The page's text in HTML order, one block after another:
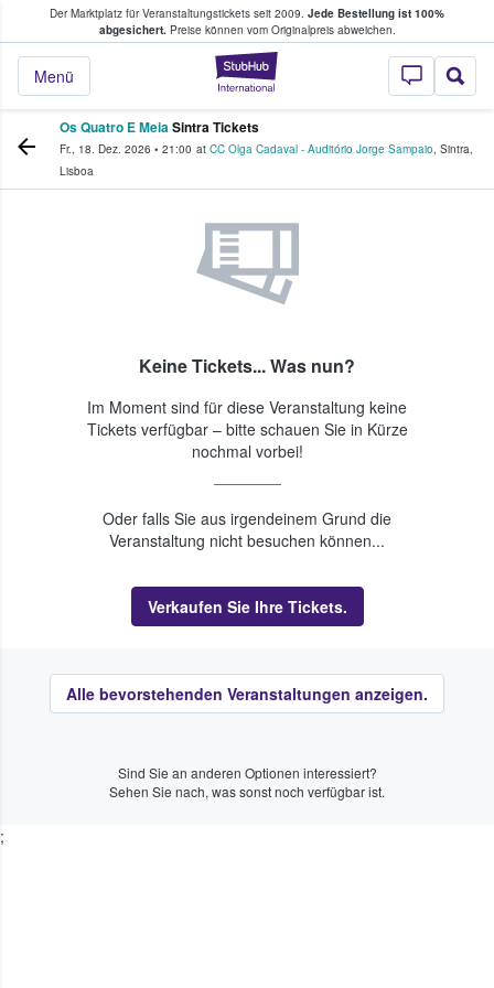
Der Marktplatz für Veranstaltungstickets seit 2009. Jede Bestellung ist 100%
abgesichert.Preise können vom Originalpreis abweichen.
StubHub - Wo
Menü
Tickets kaufen & verkaufen
Os Quatro E MeiaSintra Tickets
Fr., 18. Dez. 2026 • 21:00 at CC Olga Cadaval - Auditório Jorge Sampaio, Sintra,
Lisboa
Keine Tickets... Was nun?
Im Moment sind für diese Veranstaltung keine
Tickets verfügbar – bitte schauen Sie in Kürze
nochmal vorbei!
Oder falls Sie aus irgendeinem Grund die
Veranstaltung nicht besuchen können...
Verkaufen Sie Ihre Tickets.
Alle bevorstehenden Veranstaltungen anzeigen.
Sind Sie an anderen Optionen interessiert?
Sehen Sie nach, was sonst noch verfügbar ist.
;